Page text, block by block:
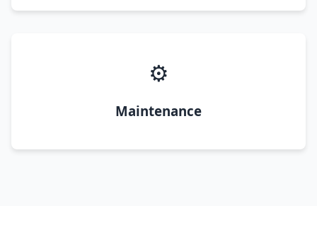
⚙️
Maintenance